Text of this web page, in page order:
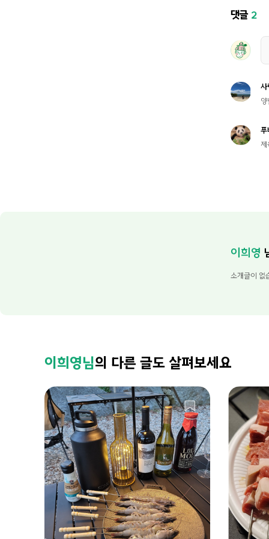
댓글 2
이희영
소개글이 없
이희영님의 다른 글도 살펴보세요